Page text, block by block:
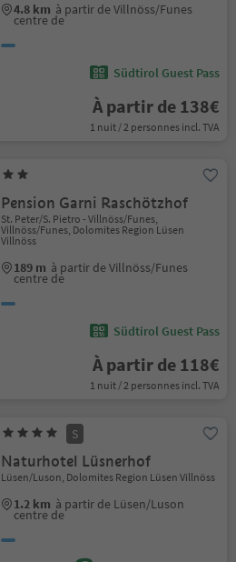
4.8 km à partir de Villnöss/Funes
centre de
Südtirol Guest Pass
À partir de 138€
1 nuit / 2 personnes incl. TVA
Pension Garni Raschötzhof
St. Peter/S. Pietro - Villnöss/Funes,
Villnöss/Funes, Dolomites Region Lüsen
Villnöss
189 m à partir de Villnöss/Funes
centre de
Südtirol Guest Pass
À partir de 118€
1 nuit / 2 personnes incl. TVA
S
Naturhotel Lüsnerhof
Lüsen/Luson, Dolomites Region Lüsen Villnöss
1.2 km à partir de Lüsen/Luson
centre de